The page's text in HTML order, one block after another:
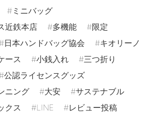
ミニバッグ
近鉄本店
多機能
限定
日本ハンドバッグ協会
キオリーノ
ース
小銭入れ
三つ折り
公認ライセンスグッズ
ニング
大安
サステナブル
クス
LINE
レビュー投稿